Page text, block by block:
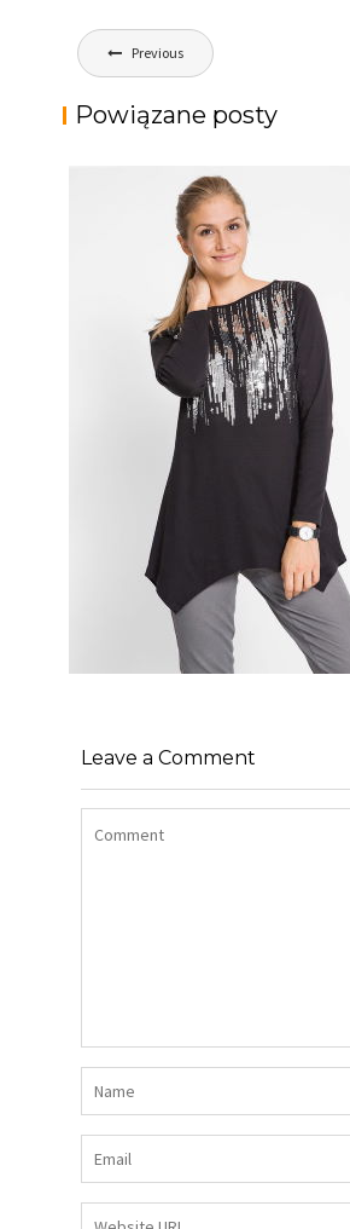
Nawigacja
wpisu
Previous
Powiązane posty
BOKAMI I CEKINAMI CZARNY
Leave a Comment